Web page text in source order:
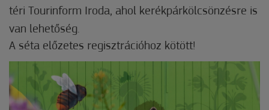
téri Tourinform Iroda, ahol kerékpárkölcsönzésre is
van lehetőség.
A séta előzetes regisztrációhoz kötött!